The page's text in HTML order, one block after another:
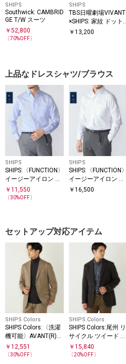
SHIPS
Southwick: CAMBRID
GE T/W スーツ
￥ 52,800
〔70%OFF〕
SHIPS
TBS日曜劇場VIVANT
×SHIPS: 家紋 ドット
シルク ネクタイ
￥13,200
上品なドレスシャツ/ブラウス
SHIPS
SHIPS:〈FUNCTION〉
イージーアイロン ピ
ケ イタリアン ボタン
ダウン シャツ
￥ 11,550
〔30%OFF〕
SHIPS
SHIPS:〈FUNCTION〉
イージーアイロン オ
ックスフォード イタ
￥16,500
セットアップ対応アイテム
SHIPS Colors
SHIPS Colors:〈洗濯
機可能〉AVANT(R)
ストレッチ ジャケッ
ト(セットアップ対応)
￥ 12,551
〔30%OFF〕
SHIPS Colors
SHIPS Colors:尾州 リ
サイクル ツイード ジ
ャケット(一部セット
アップ対応)
￥15,840
〔20%OFF〕